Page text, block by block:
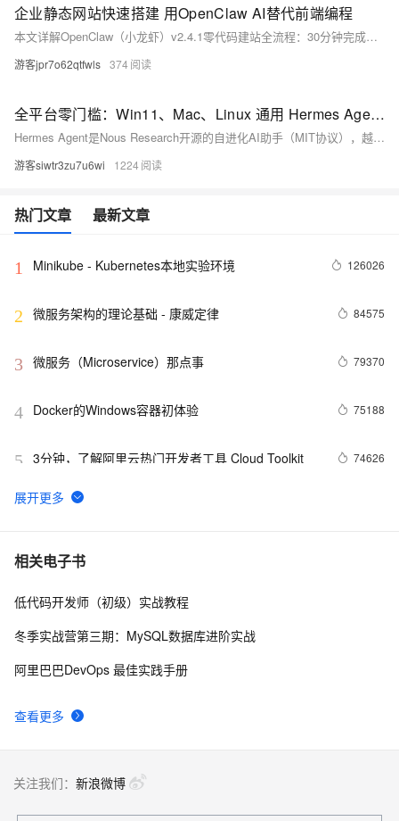
企业静态网站快速搭建 用OpenClaw AI替代前端编程
本文详解OpenClaw（小龙虾）v2.4.1零代码建站全流程：30分钟完成本地部署、AI对话生成HTML5静态网站（含HTML/CSS/JS）、本地调试及上线部署，全程离线安全、源码自主可控，小白也能轻松打造专业企业官网。（239字）
游客jpr7o62qtfwls 374
全平台零门槛：Win11、Mac、Linux 通用 Hermes Agent 安装教程
Hermes Agent是Nous Research开源的自进化AI助手（MIT协议），越用越懂你。支持多工具并行、自动记忆习惯，Python编写，v0.13.0版。兼容Win/macOS/Linux/Docker，国内用户可配清华镜像快速部署，需API密钥（如Kimi）。
游客siwtr3zu7u6wi 1224
热门文章 最新文章
1 Minikube - Kubernetes本地实验环境 126026
2 微服务架构的理论基础 - 康威定律 84575
3 微服务（Microservice）那点事 79370
4 Docker的Windows容器初体验 75188
5 3分钟，了解阿里云热门开发者工具 Cloud Toolkit 74626
6 Docker学习路线图 (持续更新中)
7 利用Zipkin对Spring Cloud应用进行服务追踪分析
8 基于Docker容器的，Jenkins、GitLab构建持续集成
相关电子书
查看更多
低代码开发师（初级）实战教程
冬季实战营第三期：MySQL数据库进阶实战
阿里巴巴DevOps 最佳实践手册
关注我们： 新浪微博